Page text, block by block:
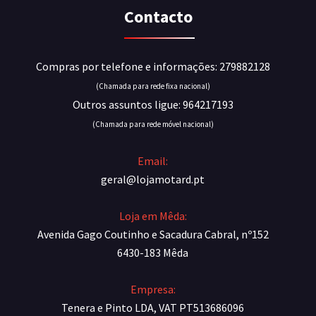
Contacto
Compras por telefone e informações: 279882128
(Chamada para rede fixa nacional)
Outros assuntos ligue: 964217193
(Chamada para rede móvel nacional)
Email:
geral@lojamotard.pt
Loja em Mêda:
Avenida Gago Coutinho e Sacadura Cabral, nº152
6430-183 Mêda
Empresa:
Tenera e Pinto LDA, VAT PT513686096